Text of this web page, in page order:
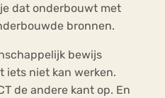
dat onderbouwt met
bronnen.
bewijs
iets niet kan werken.
de andere kant op. En